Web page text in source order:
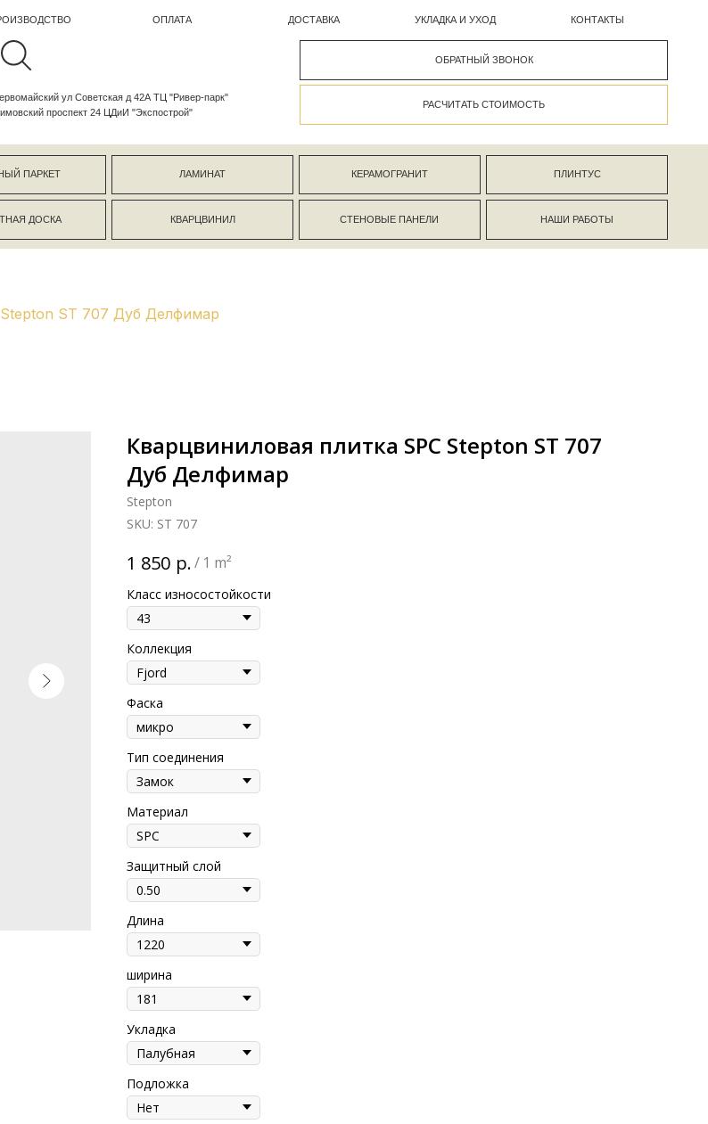
КОНТАКТЫ
УКЛАДКА И УХОД
24 ЦДиИ "Экспострой"
КВАРЦВИНИЛ
КЕРАМОГРАНИТ
СТЕНОВЫЕ ПАНЕЛИ
ЛАМИНАТ
НАШИ РАБОТЫ
ПЛИНТУС
ST 707 Дуб Делфимар
Кварцвиниловая плитка SPC Stepton ST 707
Дуб Делфимар
Stepton
SKU: ST 707
1 850 р./ 1 m²
Класс износостойкости
Коллекция
Фаска
Тип соединения
Материал
Защитный слой
Длина
ширина
Укладка
Подложка